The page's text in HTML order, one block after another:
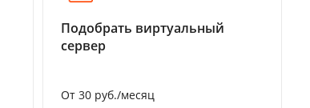
Подобрать виртуальный
сервер
От 30 руб./месяц